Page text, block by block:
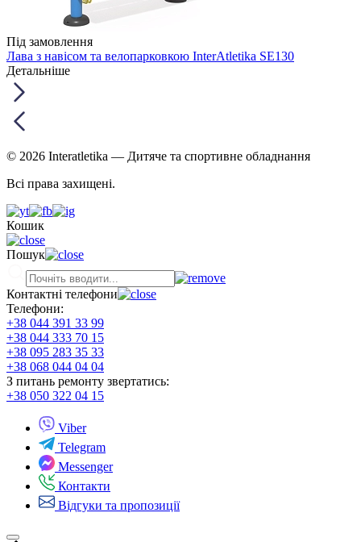
Під замовлення
Лава з навісом та велопарковкою InterAtletika SE130
Детальніше
© 2026 Interatletika — Дитяче та спортивне обладнання
Всі права захищені.
Кошик
Пошук
Контактні телефони
Телефони:
+38 044 391 33 99
+38 044 333 70 15
+38 095 283 35 33
+38 068 044 04 04
З питань ремонту звертатись:
+38 050 322 04 15
Viber
Telegram
Messenger
Контакти
Відгуки та пропозиції